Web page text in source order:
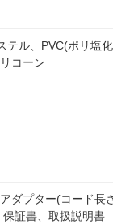
テル、PVC(ポリ塩
コーン
ダプター(コード長
保証書、取扱説明書